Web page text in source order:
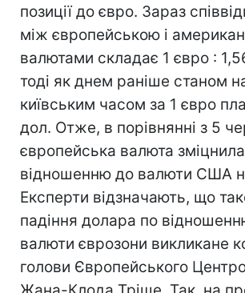
позиції до євро. Зараз
між європейською і
валютами складає 1 євро :
тоді як днем раніше станом
київським часом за 1 євро
дол. Отже, в порівнянні з 5
європейська валюта
відношенню до валюти США
Експерти відзначають, що
падіння долара по
валюти єврозони викликане
голови Європейського